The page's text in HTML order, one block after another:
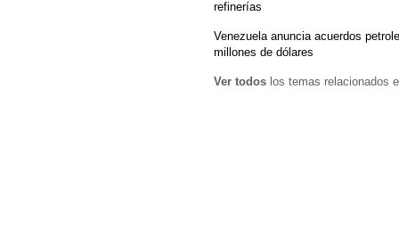
refinerías
Venezuela anuncia acuerdos
millones de dólares
Ver todos los temas relacionados